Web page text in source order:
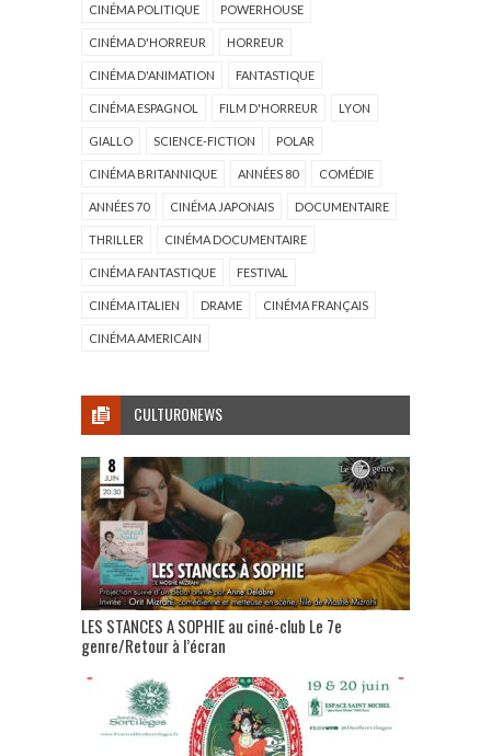
CINÉMA POLITIQUE POWERHOUSE
CINÉMA D'HORREUR HORREUR
CINÉMA D'ANIMATION FANTASTIQUE
CINÉMA ESPAGNOL FILM D'HORREUR LYON
GIALLO SCIENCE-FICTION POLAR
CINÉMA BRITANNIQUE ANNÉES 80 COMÉDIE
ANNÉES 70 CINÉMA JAPONAIS DOCUMENTAIRE
THRILLER CINÉMA DOCUMENTAIRE
CINÉMA FANTASTIQUE FESTIVAL
CINÉMA ITALIEN DRAME CINÉMA FRANÇAIS
CINÉMA AMERICAIN
CULTURONEWS
LES STANCES A SOPHIE au ciné-club Le 7e
genre/Retour à l’écran